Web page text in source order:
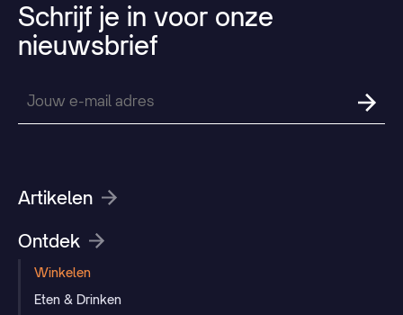
Schrijf je in voor onze
nieuwsbrief
Artikelen
Ontdek
Winkelen
Eten & Drinken